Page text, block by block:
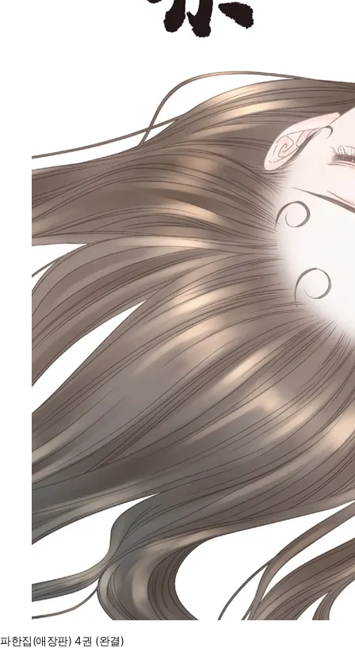
파한집(애장판) 4권 (완결)